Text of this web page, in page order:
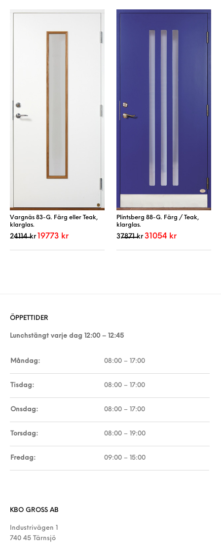
Vargnäs 83-G. Färg eller Teak,
klarglas.
24114kr Det ursprungliga priset var: 24114 kr.
19773 krDet nuvarande priset är: 19773 kr.
Plintsberg 88-G. Färg / Teak,
klarglas.
37871kr Det ursprungliga priset
31054 krDet nuvarande
ÖPPETTIDER
Lunchstängt varje dag 12:00 – 12:45
Måndag: 08:00 – 17:00
Tisdag: 08:00 – 17:00
Onsdag: 08:00 – 17:00
Torsdag: 08:00 – 19:00
Fredag: 09:00 – 15:00
KBO GROSS AB
Industrivägen 1
740 45 Tärnsjö